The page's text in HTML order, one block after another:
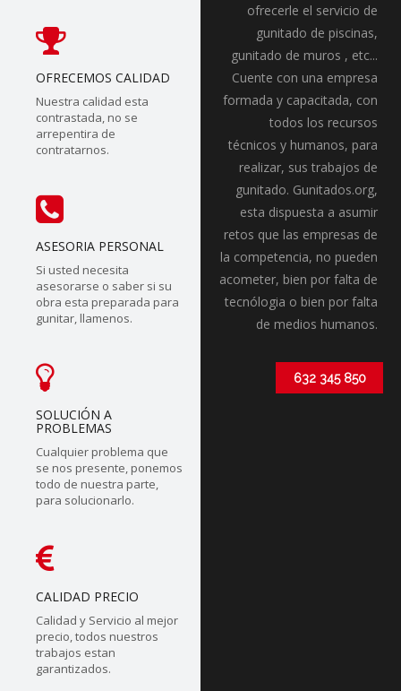
OFRECEMOS CALIDAD
Nuestra calidad esta
contrastada, no se
arrepentira de
contratarnos.
ASESORIA PERSONAL
Si usted necesita
asesorarse o saber si su
obra esta preparada para
gunitar, llamenos.
SOLUCIÓN A
PROBLEMAS
Cualquier problema que
se nos presente, ponemos
todo de nuestra parte,
para solucionarlo.
CALIDAD PRECIO
Calidad y Servicio al mejor
precio, todos nuestros
trabajos estan
garantizados.
ofrecerle el servicio de
gunitado de piscinas,
gunitado de muros , etc...
Cuente con una empresa
formada y capacitada, con
todos los recursos
técnicos y humanos, para
realizar, sus trabajos de
gunitado. Gunitados.org,
esta dispuesta a asumir
retos que las empresas de
la competencia, no pueden
acometer, bien por falta de
tecnólogia o bien por falta
de medios humanos.
632 345 850